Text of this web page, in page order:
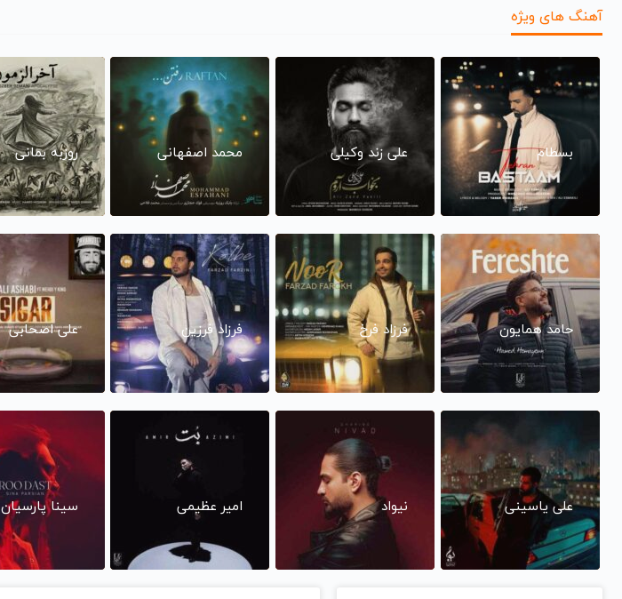
آهنگ های ویژه
بسطام علی زند وکیلی محمد اصفهانی روزبه بمانی
حامد همایون فرزاد فرخ فرزاد فرزین علی اصحابی
علی یاسینی نیواد امیر عظیمی سینا پارسیان